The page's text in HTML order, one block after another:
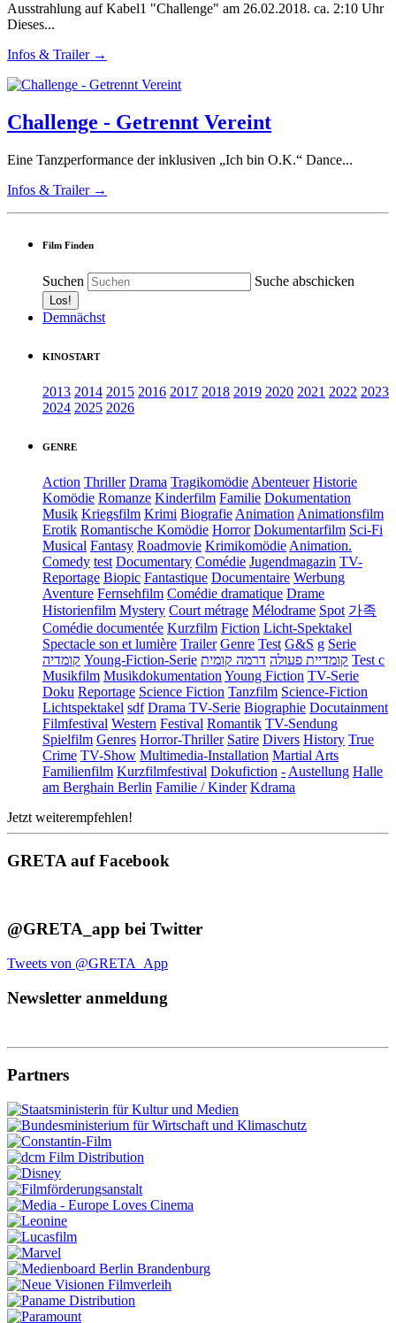
Ausstrahlung auf Kabel1 "Challenge" am 26.02.2018. ca. 2:10 Uhr
Dieses...
Infos & Trailer →
Challenge - Getrennt Vereint
Eine Tanzperformance der inklusiven „Ich bin O.K.“ Dance...
Infos & Trailer →
Film Finden
Suchen Suche abschicken
Demnächst
KINOSTART
2013 2014 2015 2016 2017 2018 2019 2020 2021 2022 2023
2024 2025 2026
GENRE
Action Thriller Drama Tragikomödie Abenteuer Historie
Komödie Romanze Kinderfilm Familie Dokumentation
Musik Kriegsfilm Krimi Biografie Animation Animationsfilm
Erotik Romantische Komödie Horror Dokumentarfilm Sci-Fi
Musical Fantasy Roadmovie Krimikomödie Animation.
Comedy test Documentary Comédie Jugendmagazin TV-
Reportage Biopic Fantastique Documentaire Werbung
Aventure Fernsehfilm Comédie dramatique Drame
Historienfilm Mystery Court métrage Mélodrame Spot 가족
Comédie documentée Kurzfilm Fiction Licht-Spektakel
Spectacle son et lumière Trailer Genre Test G&S g Serie
קומדיה Young-Fiction-Serie קומדיית פעולה דרמה קומית
Test c
Musikfilm Musikdokumentation Young Fiction TV-Serie
Doku Reportage Science Fiction Tanzfilm Science-Fiction
Lichtspektakel sdf Drama TV-Serie Biographie Docutainment
Filmfestival Western Festival Romantik TV-Sendung
Spielfilm Genres Horror-Thriller Satire Divers History True
Crime TV-Show Multimedia-Installation Martial Arts
Familienfilm Kurzfilmfestival Dokufiction - Austellung Halle
am Berghain Berlin Familie / Kinder Kdrama
Jetzt weiterempfehlen!
GRETA auf Facebook
@GRETA_app bei Twitter
Tweets von @GRETA_App
Newsletter anmeldung
Partners